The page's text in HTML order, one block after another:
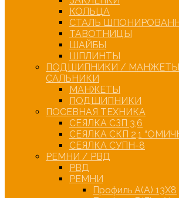
КОЛЬЦА
СТАЛЬ
ТАВОТНИЦЫ
ШАЙБЫ
ШПЛИНТЫ
ПОДШИПНИКИ /
САЛЬНИКИ
МАНЖЕТЫ
ПОДШИПНИКИ
ПОСЕВНАЯ ТЕХНИКА
СЕЯЛКА СЗП 3,6
СЕЯЛКА СКП 2,1
СЕЯЛКА СУПН-8
РЕМНИ / РВД
РВД
РЕМНИ
Профиль А(А) 13Х8